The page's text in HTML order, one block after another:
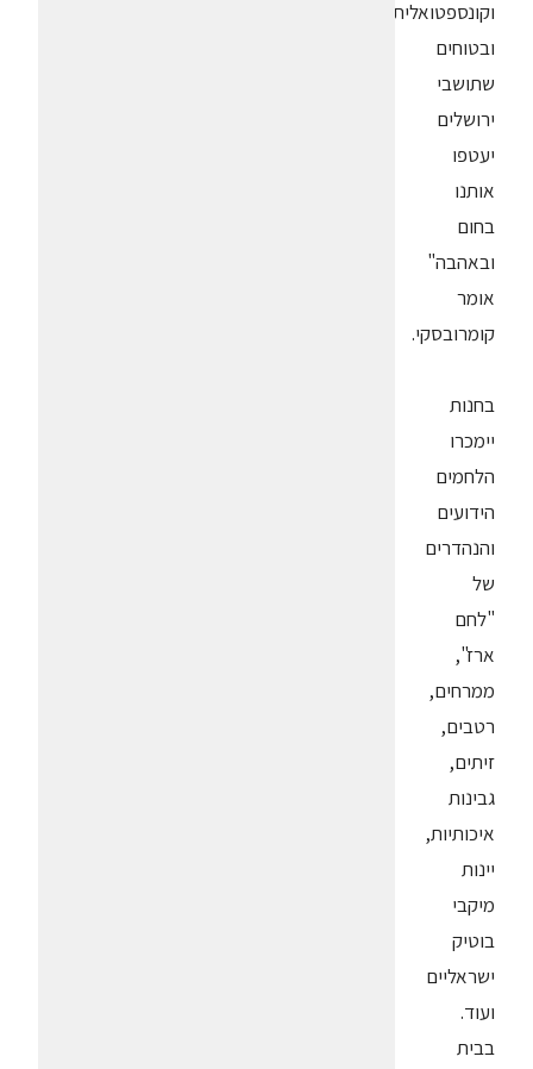
וקונספטואלית,
ובטוחים
שתושבי
ירושלים
יעטפו
אותנו
בחום
ובאהבה"
אומר
קומרובסקי.
בחנות
יימכרו
הלחמים
הידועים
והנהדרים
של
"לחם
ארז",
ממרחים,
רטבים,
זיתים,
גבינות
איכותיות,
יינות
מיקבי
בוטיק
ישראליים
ועוד.
בבית